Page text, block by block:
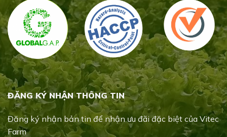
ĐĂNG KÝ NHẬN THÔNG TIN
Đăng ký nhận bản tin để nhận ưu đãi đặc biệt của Vitec
Farm